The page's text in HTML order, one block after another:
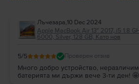
Лъчезара,10 Dec 2024
Apple MacBook Air 13″ 2017, i5 1.8
6000, Silver, 128 GB, Като нов
5/5 Проверен отзив
Много добро устройство,
батерията ми държи вече 3-ти ден! 🤩